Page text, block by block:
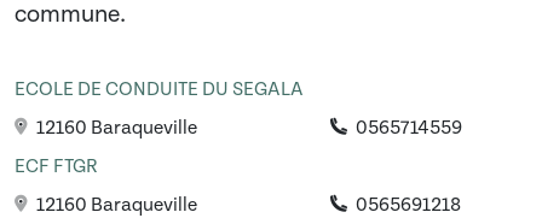
commune.
ECOLE DE CONDUITE DU SEGALA
12160 Baraqueville
0565714559
ECF FTGR
12160 Baraqueville
0565691218